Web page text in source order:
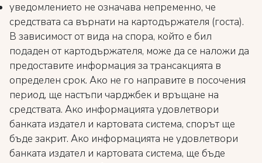
уведомлението не означава непременно, че
средствата са върнати на картодържателя (госта).
В зависимост от вида на спора, който е бил
подаден от картодържателя, може да се наложи да
предоставите информация за трансакцията в
определен срок. Ако не го направите в посочения
период, ще настъпи чарджбек и връщане на
средствата. Ако информацията удовлетвори
банката издател и картовата система, спорът ще
бъде закрит. Ако информацията не удовлетвори
банката издател и картовата система, ще бъде